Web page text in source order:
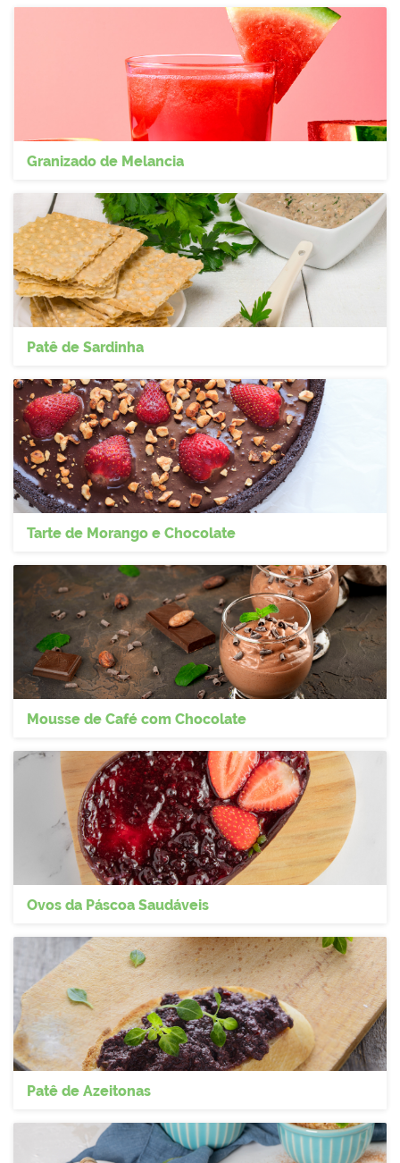
Granizado de Melancia
Patê de Sardinha
Tarte de Morango e Chocolate
Mousse de Café com Chocolate
Ovos da Páscoa Saudáveis
Patê de Azeitonas